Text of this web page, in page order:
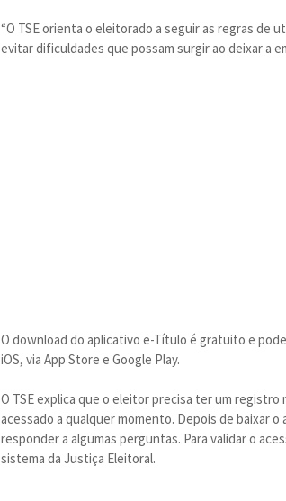
“O TSE orienta o eleitorado a seguir as regras de
evitar dificuldades que possam surgir ao deixar a
O download do aplicativo e-Título é gratuito e
iOS, via App Store e Google Play.
O TSE explica que o eleitor precisa ter um
acessado a qualquer momento. Depois de baixar
responder a algumas perguntas. Para validar o
sistema da Justiça Eleitoral.